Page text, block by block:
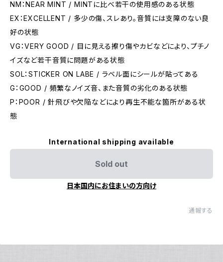
NM：NEAR MINT / MINTに比べ若干の使用感のある状態
EX：EXCELLENT / 多少の傷、スレあり。音質には支障のない良
好の状態
VG：VERY GOOD / 目に見える擦り傷やカビなどにより、プチノ
イズなど若干音質に問題がある状態
SOL：STICKER ON LABE / ラベル面にシールが貼ってある
G：GOOD / 頻繁なノイズ音、また音質の劣化のある状態
P：POOR / 針飛びや欠陥などにより再生不能な箇所がある状
態
International shipping available
Sold out
日本国内にお住まいの方向け
通報する